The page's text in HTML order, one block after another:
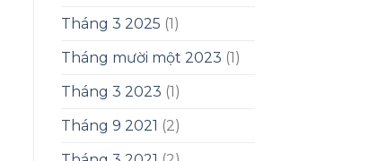
Tháng 3 2025 (1)
Tháng mười một 2023 (1)
Tháng 3 2023 (1)
Tháng 9 2021 (2)